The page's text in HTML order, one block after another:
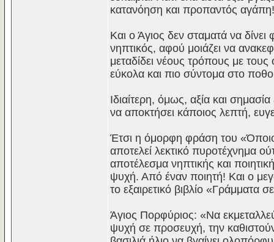
κατανόηση και προπαντός αγάπη!
Και ο Άγιος δεν σταματά να
νηπτικός, αφού μοιάζει να
μεταδίδει νέους τρόπους με
εύκολα και πιο σύντομα στο
Ιδιαίτερη, όμως, αξία και
να αποκτήσει κάποιος λεπτή,
Έτσι η όμορφη φράση του «Όποιος
αποτελεί λεκτικό πυροτέχνημα
αποτέλεσμα νηπτικής και
ψυχή. Από έναν ποιητή! Και ο
το εξαιρετικό βιβλίο «Γράμματα
Άγιος Πορφύριος: «Να
ψυχή σε προσευχή, την